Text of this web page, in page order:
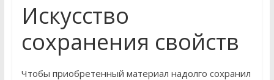
Искусство
сохранения свойств
Чтобы приобретенный материал надолго сохранил